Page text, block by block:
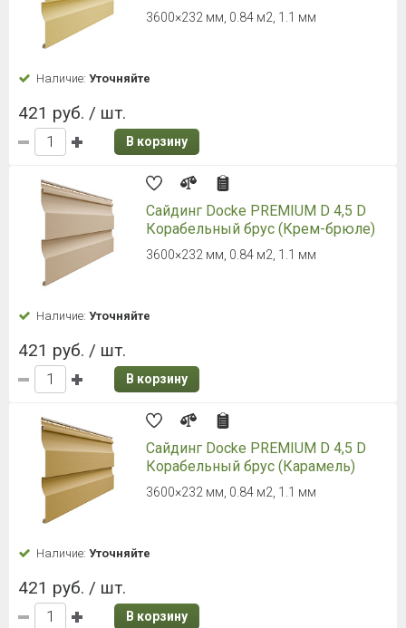
3600×232 мм, 0.84 м2, 1.1 мм
Наличие: Уточняйте
421 руб. / шт.
В корзину
Сайдинг Docke PREMIUM D 4,5 D
Корабельный брус (Крем-брюле)
3600×232 мм, 0.84 м2, 1.1 мм
Наличие: Уточняйте
421 руб. / шт.
В корзину
Сайдинг Docke PREMIUM D 4,5 D
Корабельный брус (Карамель)
3600×232 мм, 0.84 м2, 1.1 мм
Наличие: Уточняйте
421 руб. / шт.
В корзину